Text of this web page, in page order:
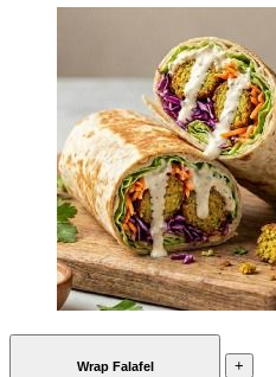
Wrap Falafel +